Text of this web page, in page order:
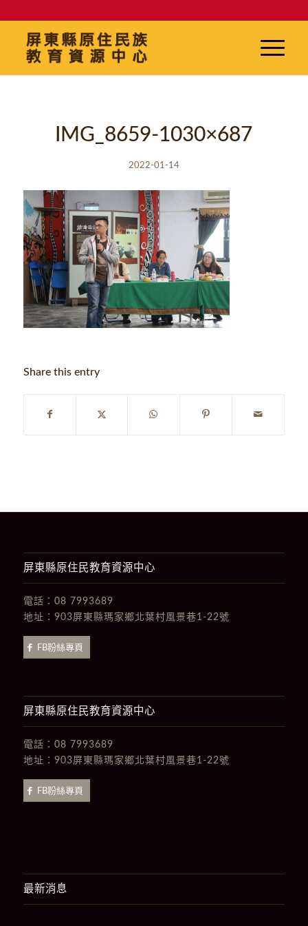
IMG_8659-1030×687
2022-01-14
Share this entry
屏東縣原住民教育資源中心
電話： 08 7993689
地址： 903屏東縣瑪家鄉北葉村風景巷1-22號
FB粉絲專頁
屏東縣原住民教育資源中心
電話： 08 7993689
地址： 903屏東縣瑪家鄉北葉村風景巷1-22號
FB粉絲專頁
最新消息